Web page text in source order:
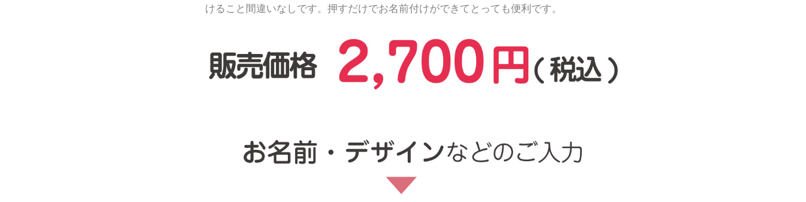
けること間違いなしです。押すだけでお名前付けができてとっても便利です。